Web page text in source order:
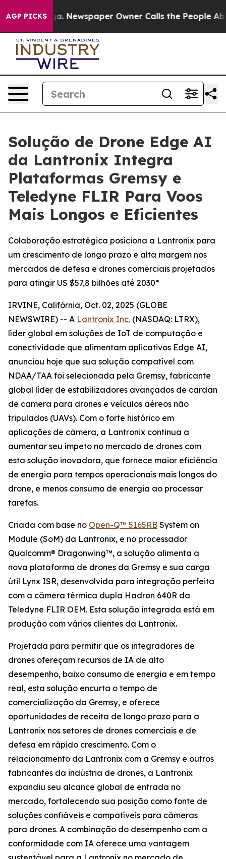
AGP PICKSNewspaper Owner Calls the People Abruptly
Solução de Drone Edge AI
da Lantronix Integra
Plataformas Gremsy e
Teledyne FLIR Para Voos
Mais Longos e Eficientes
Colaboração estratégica posiciona a Lantronix para
um crescimento de longo prazo e alta margem nos
mercados de defesa e drones comerciais projetados
para atingir US $57,8 bilhões até 2030*
IRVINE, Califórnia, Oct. 02, 2025 (GLOBE
NEWSWIRE) -- A Lantronix Inc. (NASDAQ: LTRX),
líder global em soluções de IoT de computação e
conectividade que alimentam aplicativos Edge AI,
anunciou hoje que sua solução compatível com
NDAA/TAA foi selecionada pela Gremsy, fabricante
global líder de estabilizadores avançados de cardan
de câmera para drones e veículos aéreos não
tripulados (UAVs). Com o forte histórico em
aplicações de câmera, a Lantronix continua a
aumentar seu ímpeto no mercado de drones com
esta solução inovadora, que fornece maior eficiência
de energia para tempos operacionais mais longos do
drone, e menos consumo de energia ao processar
tarefas.
Criada com base no Open-Q™ 5165RB System on
Module (SoM) da Lantronix, e no processador
Qualcomm® Dragonwing™, a solução alimenta a
nova plataforma de drones da Gremsy e sua carga
útil Lynx ISR, desenvolvida para integração perfeita
com a câmera térmica dupla Hadron 640R da
Teledyne FLIR OEM. Esta solução integrada está em
produção com vários clientes da Lantronix.
Projetada para permitir que os integradores de
drones ofereçam recursos de IA de alto
desempenho, baixo consumo de energia e em tempo
real, esta solução encurta o tempo de
comercialização da Gremsy, e oferece
oportunidades de receita de longo prazo para a
Lantronix nos setores de drones comerciais e de
defesa em rápido crescimento. Com o
relacionamento da Lantronix com a Gremsy e outros
fabricantes da indústria de drones, a Lantronix
expandiu seu alcance global de entrada no
mercado, fortalecendo sua posição como fonte de
soluções confiáveis e compatíveis para câmeras
para drones. A combinação do desempenho com a
conformidade com IA oferece uma vantagem